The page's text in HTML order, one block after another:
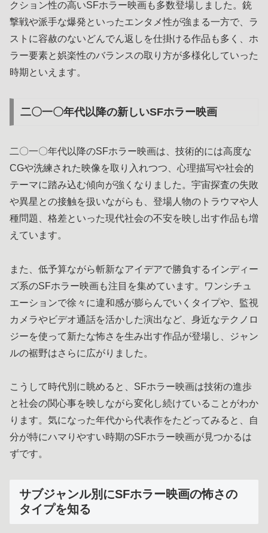
クション性の高いSFホラー映画も多数登場しました。銃
撃戦や派手な爆発といったエンタメ性が強まる一方で、ラ
ストに容赦のないどんでん返しを仕掛ける作品も多く、ホ
ラー要素と娯楽性のバランスの取り方が多様化していった
時期といえます。
二〇一〇年代以降の新しいSFホラー映画
二〇一〇年代以降のSFホラー映画は、技術的には高度な
CGや洗練された映像を取り入れつつ、心理描写や社会的
テーマに踏み込む傾向が強くなりました。宇宙探査の失敗
や異星との接触を扱いながらも、登場人物のトラウマや人
種問題、格差といった現代社会の不安を映し出す作品も増
えています。
また、低予算ながら斬新なアイデアで勝負するインディー
ズ系のSFホラー映画も注目を集めています。ワンシチュ
エーションで徐々に違和感が膨らんでいくタイプや、監視
カメラやビデオ通話を活かした演出など、身近なテクノロ
ジーを使って新たな怖さを生み出す作品が登場し、ジャン
ルの裾野はさらに広がりました。
こうして時代別に眺めると、SFホラー映画は技術の進歩
と社会の関心事を映しながら変化し続けていることがわか
ります。気になった年代から代表作をたどってみると、自
分が特にハマりやすい時期のSFホラー映画が見つかるは
ずです。
サブジャンル別にSFホラー映画の怖さの
タイプを知る